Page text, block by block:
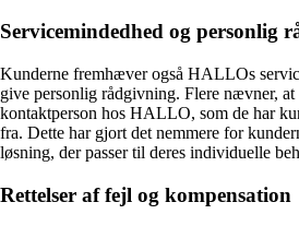
Servicemindedhed og personlig
Kunderne fremhæver også HALLOs
give personlig rådgivning. Flere nævner, at
kontaktperson hos HALLO, som de har
fra. Dette har gjort det nemmere for
løsning, der passer til deres individuelle
Rettelser af fejl og kompensation